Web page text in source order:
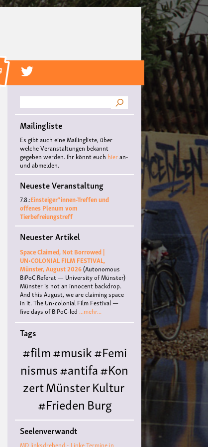
Einsteiger*innen
Suche
Mailingliste
Es gibt auch eine Mailingliste, über
welche Veranstaltungen bekannt
gegeben werden. Ihr könnt euch hieran-
und abmelden.
Neueste Veranstaltung
7.8.:Einsteiger*innen-Treffen und
offenes Plenum vom
Tierbefreiungstreff
Neuester Artikel
Space Claimed, Not Borrowed |
UN•COLONIAL FILM FESTIVAL,
Münster, August 2026(Autonomous
BiPoC Referat — University of Münster)
Münster is not an innocent backdrop.
And this August, we are claiming space
in it. The Un•colonial Film Festival —
five days of BiPoC-led ...mehr...
Tags
#film#musik#Femi
nismus#antifa#Kon
zertMünsterKultur
#FriedenBurg
Hülshoffliteratur#
Queer#Workshop
Seelenverwandt
MD linksdrehend - Linke Termine in